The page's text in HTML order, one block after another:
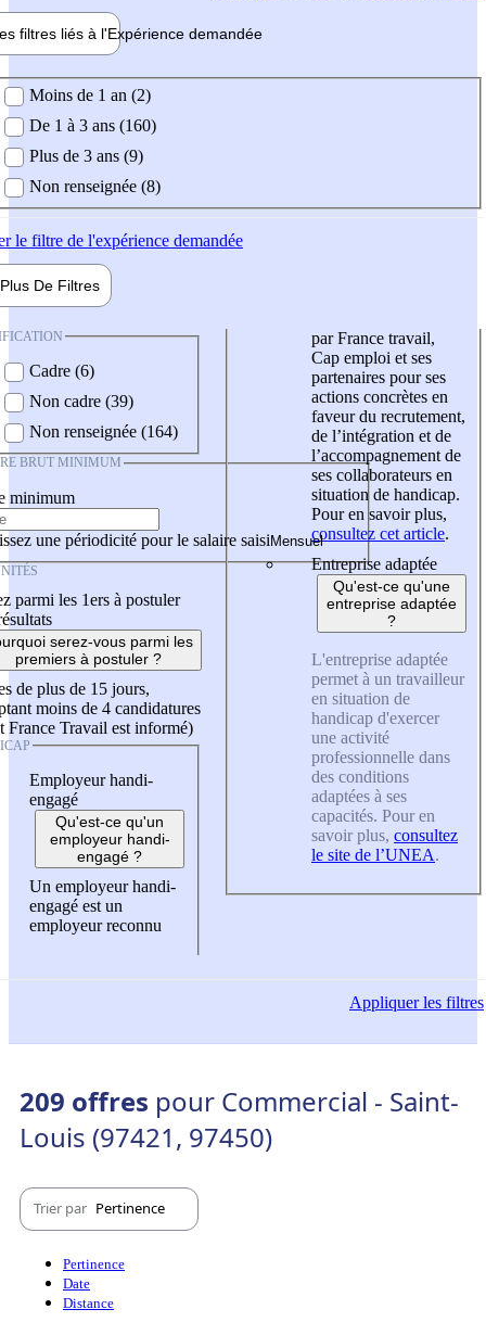
filtres liés à l'Expérience demandée
demandée
Moins de 1 an (2)
De 1 à 3 ans (160)
Plus de 3 ans (9)
Non renseignée (8)
le filtre de l'expérience demandée
Plus De Filtres
Cadre (6)
Non cadre (39)
Non renseignée (164)
BRUT MINIMUM
minimum
une périodicité pour le salaire saisi
parmi les 1ers à postuler
serez-vous parmi les
premiers à postuler ?
de plus de 15 jours,
moins de 4 candidatures
France Travail est informé)
Employeur handi-
engagé
Qu'est-ce qu'un
employeur handi-
engagé ?
Un employeur handi-
engagé est un
employeur reconnu
par France travail,
Cap emploi et ses
partenaires pour ses
actions concrètes en
faveur du recrutement,
de l’intégration et de
l’accompagnement de
ses collaborateurs en
situation de handicap.
Pour en savoir plus,
consultez cet article.
Entreprise adaptée
Qu'est-ce qu'une
entreprise adaptée
?
L'entreprise adaptée
permet à un travailleur
en situation de
handicap d'exercer
une activité
professionnelle dans
des conditions
adaptées à ses
capacités. Pour en
savoir plus, consultez
le site de l’UNEA.
Appliquerles filtres
209 offres pour Commercial - Saint-
Louis (97421, 97450)
Trier par Pertinence
Pertinence
Date
Distance